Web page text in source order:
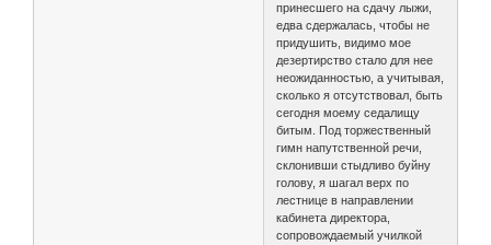
принесшего на сдачу лыжи,
едва сдержалась, чтобы не
придушить, видимо мое
дезертирство стало для нее
неожиданностью, а учитывая,
сколько я отсутствовал, быть
сегодня моему седалищу
битым. Под торжественный
гимн напутственной речи,
склонивши стыдливо буйну
голову, я шагал верх по
лестнице в направлении
кабинета директора,
сопровождаемый училкой